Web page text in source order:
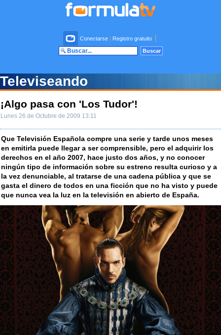
Conectarse | Registro gratuito
Televiseando
¡Algo pasa con 'Los Tudor'!
Lunes 26 de Octubre de 2009 13:11
Que Televisión Española compre una serie y tarde unos meses
en emitirla puede llegar a ser comprensible, pero el adquirir los
derechos en el año 2007, hace justo dos años, y no conocer
ningún tipo de información sobre su estreno resulta curioso y a
la vez denunciable, al tratarse de una cadena pública y que se
gasta el dinero de todos en una ficción que no ha visto y puede
que nunca vea la luz en la televisión en abierto de España.